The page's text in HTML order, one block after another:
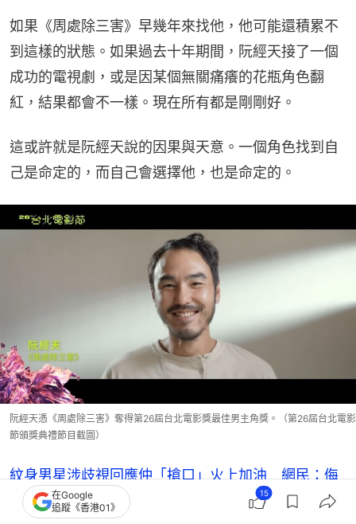
如果《周處除三害》早幾年來找他，他可能還積累不
到這樣的狀態。如果過去十年期間，阮經天接了一個
成功的電視劇，或是因某個無關痛癢的花瓶角色翻
紅，結果都會不一樣。現在所有都是剛剛好。
這或許就是阮經天說的因果與天意。一個角色找到自
己是命定的，而自己會選擇他，也是命定的。
阮經天憑《周處除三害》奪得第26屆台北電影獎最佳男主角獎。（第26屆台北電影
節頒獎典禮節目截圖）
紋身男星涉歧視回應仲「搶口」火上加油 網民：侮
辱人是自由？
在Google
追蹤《香港01》
15